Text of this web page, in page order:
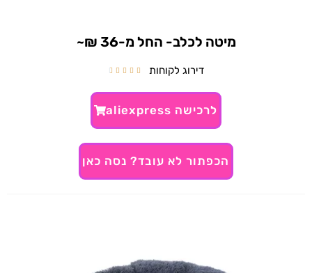
מיטה לכלב- החל מ-36 ₪~
דירוג לקוחות 




לרכישה aliexpress
הכפתור לא עובד? נסה כאן